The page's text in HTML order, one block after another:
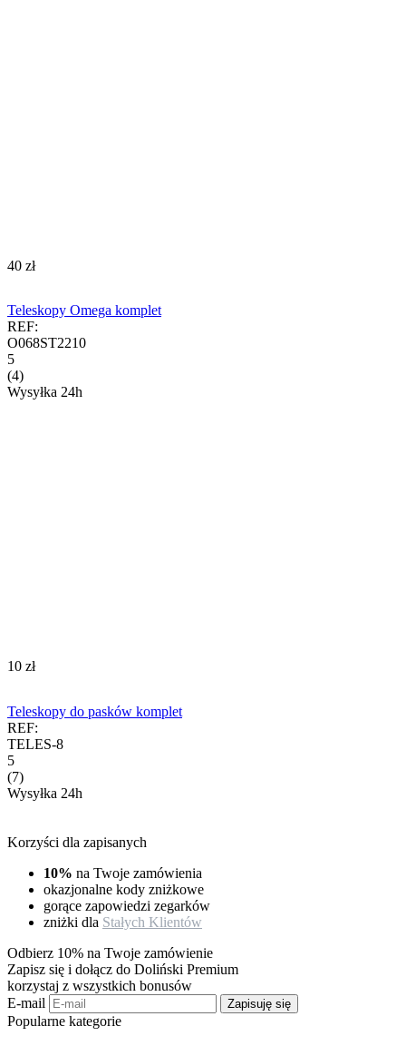
‍40‍ zł
Teleskopy Omega komplet
REF:
O068ST2210
5
(4)
Wysyłka 24h
‍10‍ zł
Teleskopy do pasków komplet
REF:
TELES-8
5
(7)
Wysyłka 24h
Korzyści dla zapisanych
10% na Twoje zamówienia
okazjonalne kody zniżkowe
gorące zapowiedzi zegarków
zniżki dla Stałych Klientów
Odbierz 10% na Twoje zamówienie
Zapisz się i dołącz do Doliński Premium
korzystaj z wszystkich bonusów
E-mail
Zapisuję się
Popularne kategorie